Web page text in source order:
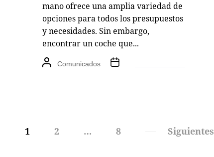
mano ofrece una amplia variedad de
opciones para todos los presupuestos
y necesidades. Sin embargo,
encontrar un coche que...
Comunicados
1 2 … 8 Siguientes